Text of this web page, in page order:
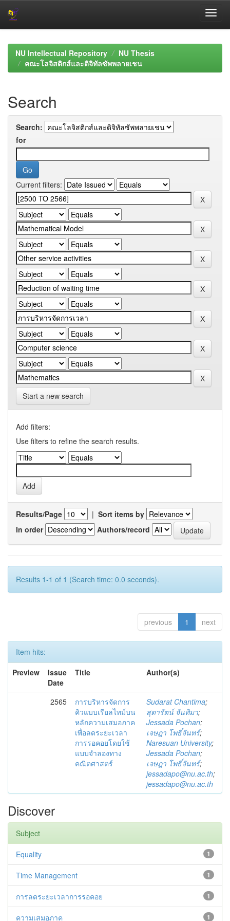
navigationNU Intellectual Repository
NU Thesis
คณะโลจิสติกส์และดิจิทัลซัพพลายเชน
Search
Search:
for
Current filters:
Start a new search
Add filters:
Use filters to refine the search results.
Results/Page | Sort items by
In order
Authors/record
Results 1-1 of 1 (Search time: 0.0 seconds).
previous 1 next
Item hits:
Preview
Issue
Date
Title Author(s)
2565
การบริหารจัดการ
คิวแบบเรียลไทม์บน
หลักความเสมอภาค
เพื่อลดระยะเวลา
การรอคอยโดยใช้
แบบจำลองทาง
คณิตศาสตร์
Sudarat Chantima;
สุดารัตน์ จันทิมา;
Jessada Pochan;
เจษฎา โพธิ์จันทร์;
Naresuan University;
Jessada Pochan;
เจษฎา โพธิ์จันทร์;
jessadapo@nu.ac.th;
jessadapo@nu.ac.th
Discover
Subject
1
Equality
1
Time Management
1
การลดระยะเวลาการรอคอย
1
ความเสมอภาค